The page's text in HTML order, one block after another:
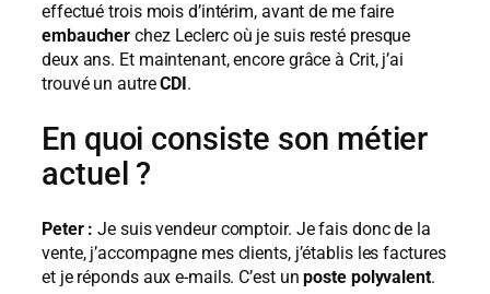
effectué trois mois d’intérim, avant de me faire
embaucher chez Leclerc où je suis resté presque
deux ans. Et maintenant, encore grâce à Crit, j’ai
trouvé un autreCDI.
En quoi consiste son métier
actuel ?
Peter : Je suis vendeur comptoir. Je fais donc de la
vente, j’accompagne mes clients, j’établis les factures
et je réponds aux e-mails. C’est unposte polyvalent.